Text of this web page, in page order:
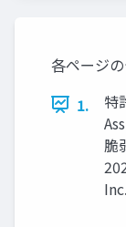
各ページ
1.
特
脆